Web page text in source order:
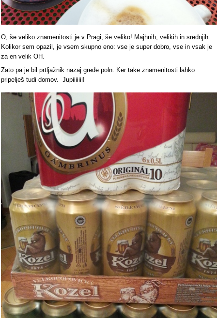
O, še veliko znamenitosti je v Pragi, še veliko! Majhnih, velikih in srednjih.
Kolikor sem opazil, je vsem skupno eno: vse je super dobro, vse in vsak je
za en velik OH.
Zato pa je bil prtljažnik nazaj grede poln. Ker take znamenitosti lahko
pripelješ tudi domov. Jupiiiiiii!